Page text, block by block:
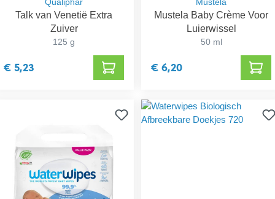
Qualiphar
Talk van Venetië Extra
Zuiver
125 g
€ 5,23
Mustela
Mustela Baby Crème Voor
Luierwissel
50 ml
€ 6,20